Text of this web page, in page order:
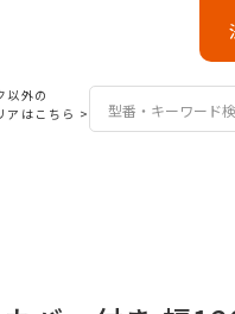
以外の
アはこちら >